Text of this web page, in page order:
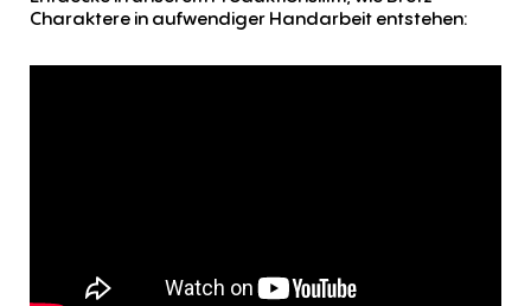
Charaktere in aufwendiger Handarbeit entstehen: